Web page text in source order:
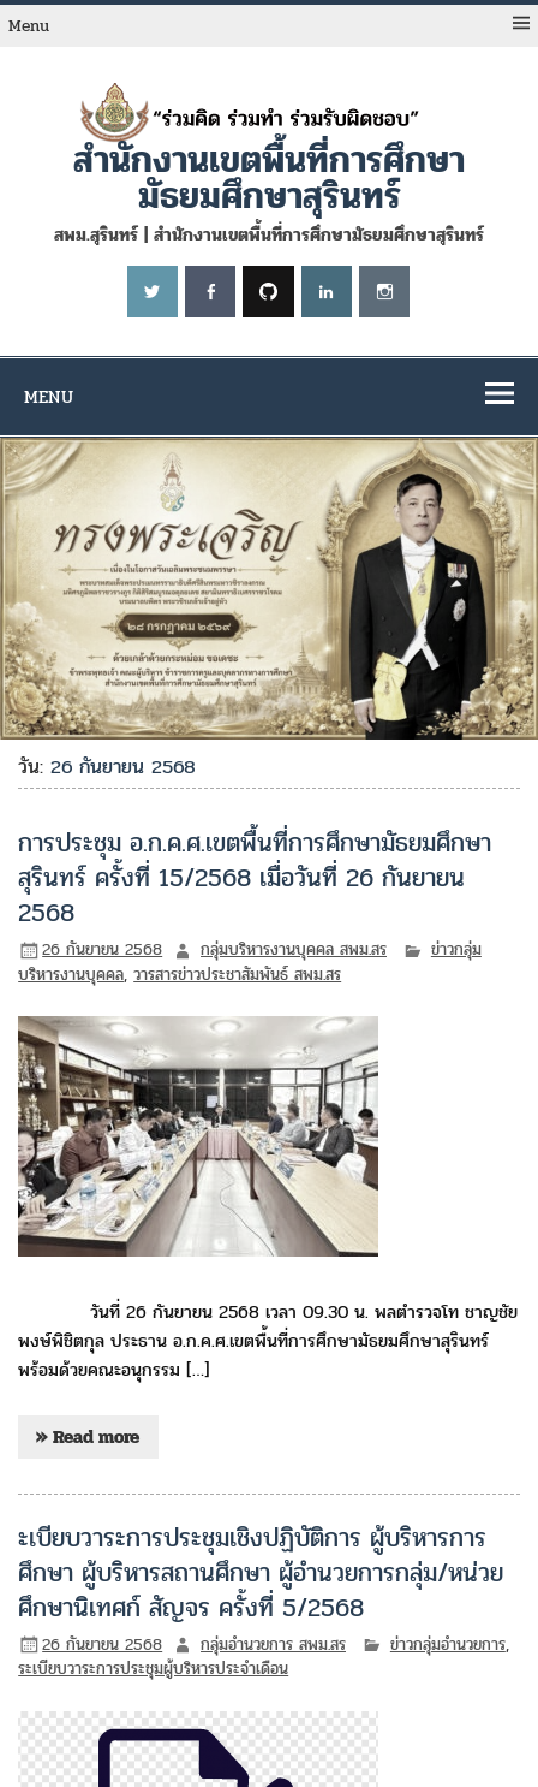
Skip
toMenu
สำนักงานเขตพื้นที่การศึกษา
มัธยมศึกษาสุรินทร์
สพม.สุรินทร์ | สำนักงานเขตพื้นที่การศึกษามัธยมศึกษาสุรินทร์
MENU
วัน:26 กันยายน 2568
การประชุม อ.ก.ค.ศ.เขตพื้นที่การศึกษามัธยมศึกษา
สุรินทร์ ครั้งที่ 15/2568 เมื่อวันที่ 26 กันยายน
2568
26 กันยายน 2568 กลุ่มบริหารงานบุคคล สพม.สร
ข่าวกลุ่ม
บริหารงานบุคคล,วารสารข่าวประชาสัมพันธ์ สพม.สร
วันที่ 26 กันยายน 2568 เวลา 09.30 น. พลตำรวจโท ชาญชัย
พงษ์พิชิตกุล ประธาน อ.ก.ค.ศ.เขตพื้นที่การศึกษามัธยมศึกษาสุรินทร์
พร้อมด้วยคณะอนุกรรม […]
» Read more
ะเบียบวาระการประชุมเชิงปฏิบัติการ ผู้บริหารการ
ศึกษา ผู้บริหารสถานศึกษา ผู้อำนวยการกลุ่ม/หน่วย
ศึกษานิเทศก์ สัญจร ครั้งที่ 5/2568
26 กันยายน 2568 กลุ่มอำนวยการ สพม.สร ข่าวกลุ่มอำนวยการ,
ระเบียบวาระการประชุมผู้บริหารประจำเดือน